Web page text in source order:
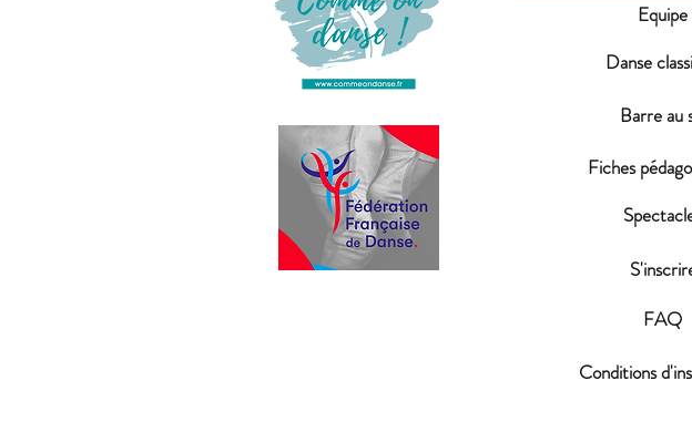
Danse
Barre au
Fiches
FAQ
Conditions
Equipe